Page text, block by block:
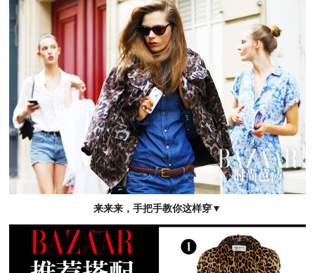
来来来，手把手教你这样穿▼